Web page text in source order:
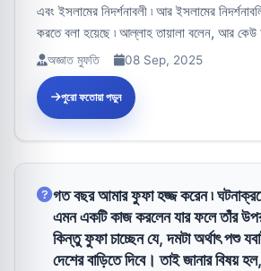
এবং ইসলামের নিদর্শনাবলী ৷ আর ইসলামের
করতে বলা হয়েছে ৷ আল্লাহ তায়ালা বলেন, আর কেউ
বি...অজ্ঞাত মুফতি 08 Sep, 2025
পুরো ফতোয়া পড়ুন
গত বছর আমার ফুফা হজ্জ করেন ৷
এমন একটি কাজ করলেন যার ফলে তাঁর
কিন্তু ফুফা চাচ্ছেন যে, দমটা অর্থাৎ পশু
দেশের বাড়িতে দিবে। তাই জানার বিষয়